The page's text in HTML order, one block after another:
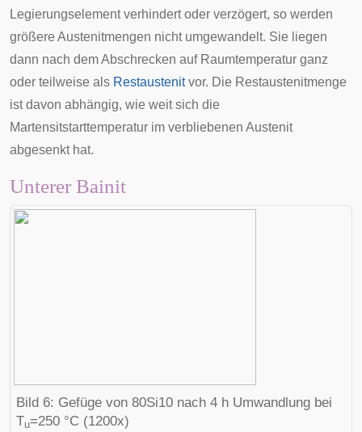
Legierungselement verhindert oder verzögert, so werden
größere Austenitmengen nicht umgewandelt. Sie liegen
dann nach dem Abschrecken auf Raumtemperatur ganz
oder teilweise als Restaustenitvor. Die Restaustenitmenge
ist davon abhängig, wie weit sich die
Martensitstarttemperatur im verbliebenen Austenit
abgesenkt hat.
Unterer Bainit
Bild 6: Gefüge von 80Si10 nach 4 h Umwandlung bei
Tu=250 °C (1200x)